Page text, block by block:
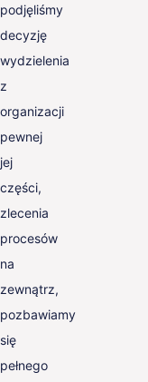
podjęliśmy
decyzję
wydzielenia
z
organizacji
pewnej
jej
części,
zlecenia
procesów
na
zewnątrz,
pozbawiamy
się
pełnego